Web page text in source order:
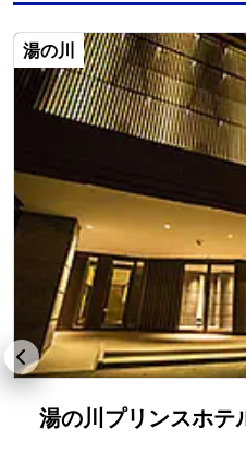
湯の川
湯の川プリンスホテ